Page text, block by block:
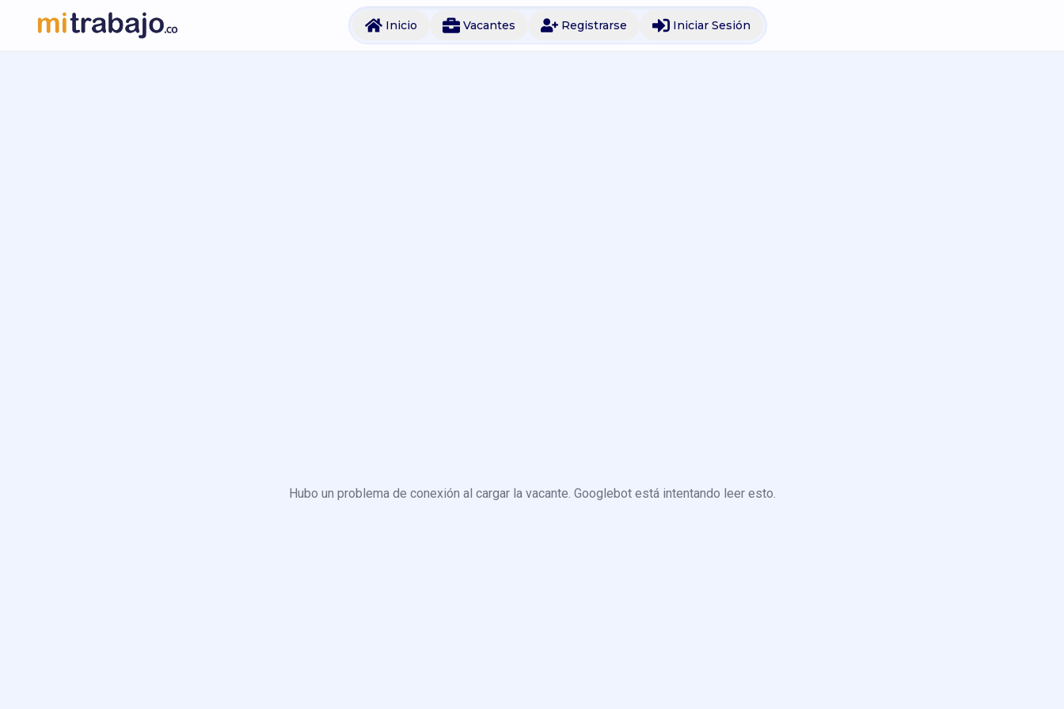
Inicio Vacantes Registrarse Iniciar Sesión
Hubo un problema de conexión al cargar la vacante. Googlebot está intentando leer esto.